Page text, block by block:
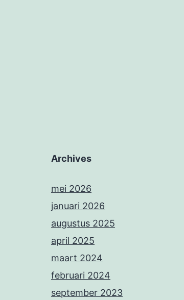
Archives
mei 2026
januari 2026
augustus 2025
april 2025
maart 2024
februari 2024
september 2023